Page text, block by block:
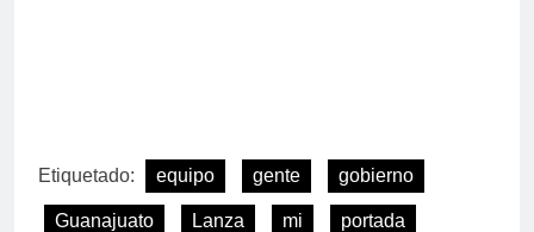
Etiquetado: equipo gente gobierno
Guanajuato Lanza mi portada